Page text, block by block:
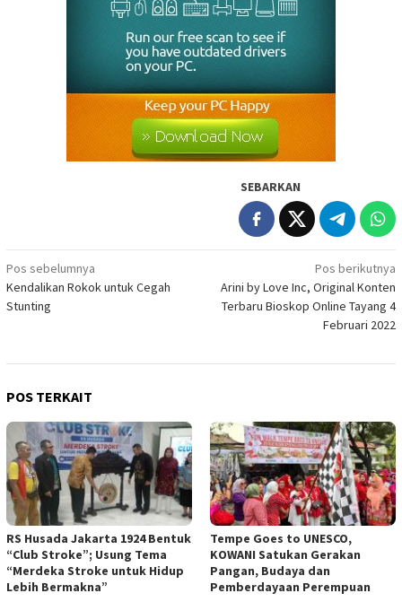
SEBARKAN
Navigasi
pos
Pos sebelumnya
Kendalikan Rokok untuk Cegah
Stunting
Pos berikutnya
Arini by Love Inc, Original Konten
Terbaru Bioskop Online Tayang 4
Februari 2022
POS TERKAIT
RS Husada Jakarta 1924 Bentuk
“Club Stroke”; Usung Tema
“Merdeka Stroke untuk Hidup
Lebih Bermakna”
Tempe Goes to UNESCO,
KOWANI Satukan Gerakan
Pangan, Budaya dan
Pemberdayaan Perempuan